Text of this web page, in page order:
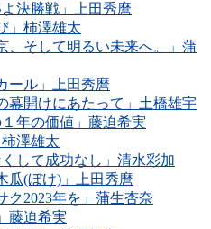
決勝戦」上田秀麿
」柿澤雄太
、そして明るい未来へ。」蒲
ール」上田秀麿
幕開けにあたって」土橋雄宇
年の価値」藤迫希実
澤雄太
して成功なし」清水彩加
瓜(ぼけ)」上田秀麿
ク2023年を」蒲生杏奈
藤迫希実